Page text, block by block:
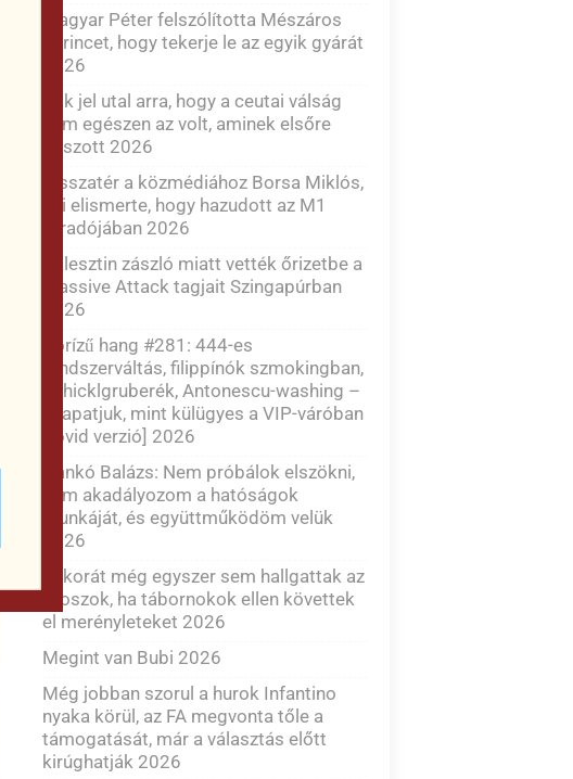
Magyar Péter felszólította Mészáros
Lőrincet, hogy tekerje le az egyik gyárát
2026
Sok jel utal arra, hogy a ceutai válság
nem egészen az volt, aminek elsőre
látszott 2026
Visszatér a közmédiához Borsa Miklós,
aki elismerte, hogy hazudott az M1
Híradójában 2026
Palesztin zászló miatt vették őrizetbe a
Massive Attack tagjait Szingapúrban
2026
Borízű hang #281: 444-es
rendszerváltás, filippínók szmokingban,
Schicklgruberék, Antonescu-washing –
csapatjuk, mint külügyes a VIP-váróban
[rövid verzió] 2026
Hankó Balázs: Nem próbálok elszökni,
nem akadályozom a hatóságok
munkáját, és együttműködöm velük
2026
Ekkorát még egyszer sem hallgattak az
oroszok, ha tábornokok ellen követtek
el merényleteket 2026
Megint van Bubi 2026
Még jobban szorul a hurok Infantino
nyaka körül, az FA megvonta tőle a
támogatását, már a választás előtt
kirúghatják 2026